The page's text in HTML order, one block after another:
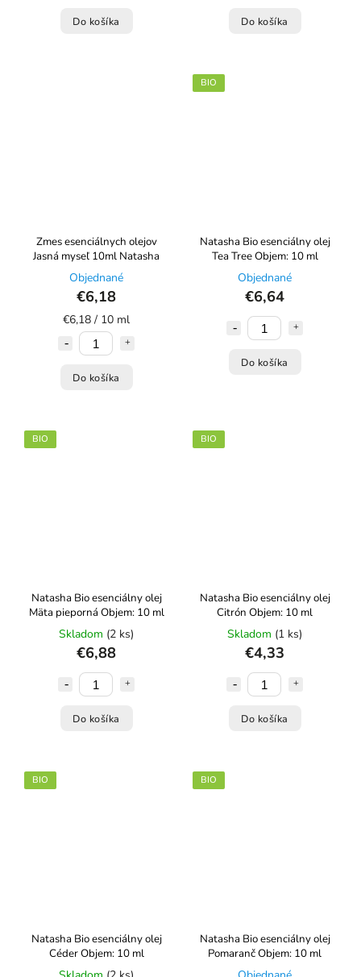
Do košíka Do košíka
Zmes esenciálnych olejov
Jasná myseľ 10ml Natasha
Objednané
€6,18
€6,18 / 10 ml
Do košíka
BIO
Natasha Bio esenciálny olej
Tea Tree Objem: 10 ml
Objednané
€6,64
Do košíka
BIO
Natasha Bio esenciálny olej
Mäta pieporná Objem: 10 ml
Skladom (2 ks)
€6,88
Do košíka
BIO
Natasha Bio esenciálny olej
Citrón Objem: 10 ml
Skladom (1 ks)
€4,33
Do košíka
BIO
Natasha Bio esenciálny olej
Céder Objem: 10 ml
BIO
Natasha Bio esenciálny olej
Pomaranč Objem: 10 ml